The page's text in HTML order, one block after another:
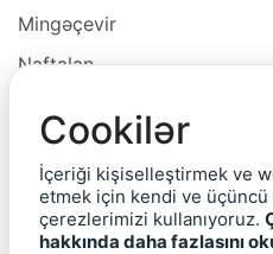
Mingəçevir
Naftalan
Neftçala
Oğuz
Ordubad
Cookilər
İçeriği kişiselleştirmek ve
etmek için kendi ve üçüncü
çerezlerimizi kullanıyoruz.
hakkında daha fazlasını